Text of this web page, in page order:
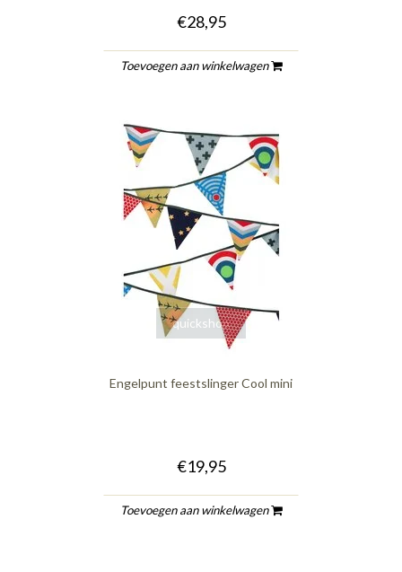
€28,95
Toevoegen aan winkelwagen
quickshop
Engelpunt feestslinger Cool mini
€19,95
Toevoegen aan winkelwagen